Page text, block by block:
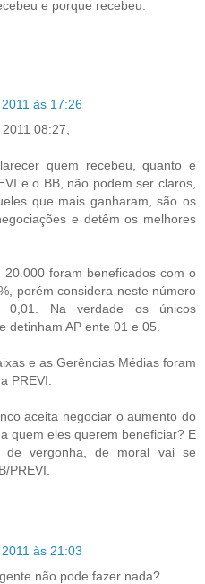
e porque recebeu.
às 17:26
08:27,
quem recebeu, quanto e
e o BB, não podem ser claros,
que mais ganharam, são os
e detêm os melhores
foram beneficados com o
porém considera neste número
0,01. Na verdade os únicos
detinham AP ente 01 e 05.
e as Gerências Médias foram
PREVI.
aceita negociar o aumento do
quem eles querem beneficiar? E
vergonha, de moral vai se
PREVI.
às 21:03
não pode fazer nada?